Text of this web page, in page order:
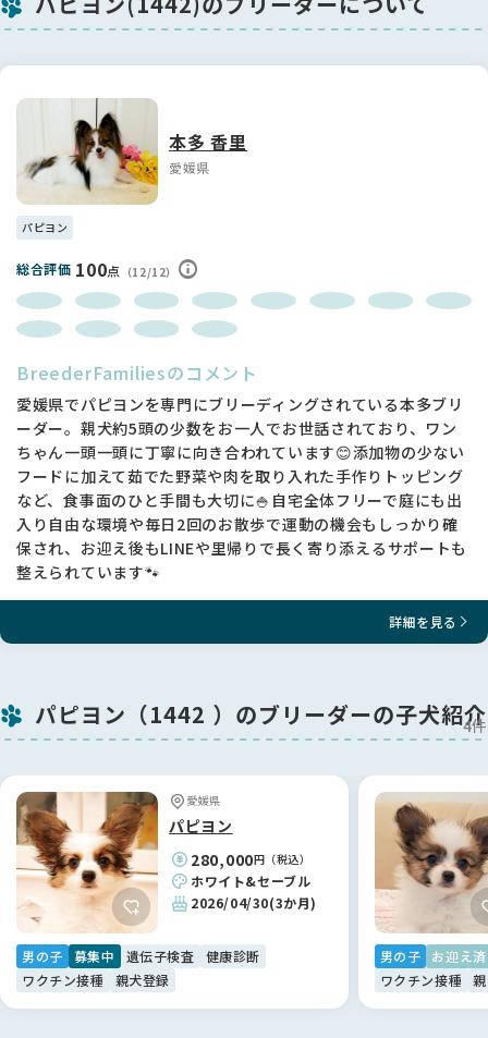
本多 香里
愛媛県
パピヨン
総合評価 100点 （12/12）
BreederFamiliesのコメント
愛媛県でパピヨンを専門にブリーディングされている本多ブリ
ーダー。親犬約5頭の少数をお一人でお世話されており、ワン
ちゃん一頭一頭に丁寧に向き合われています😊添加物の少ない
フードに加えて茹でた野菜や肉を取り入れた手作りトッピング
など、食事面のひと手間も大切に🍚自宅全体フリーで庭にも出
入り自由な環境や毎日2回のお散歩で運動の機会もしっかり確
保され、お迎え後もLINEや里帰りで長く寄り添えるサポートも
整えられています🐾
詳細を見る
パピヨン（1442 ）のブリーダーの子犬紹介
4件
愛媛県
パピヨン
280,000円（税込）
ホワイト&セーブル
2026/04/30(3か月)
男の子 募集中 遺伝子検査
健康診断
ワクチン接種
親犬登録
男の子
お迎え済
ワクチン接種